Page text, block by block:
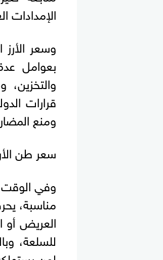
الإمدادات
وسعر
بعوامل
قرارات
ومنع
سعر طن
وفي الوقت
مناسبة،
العريض أو
للسلعة،